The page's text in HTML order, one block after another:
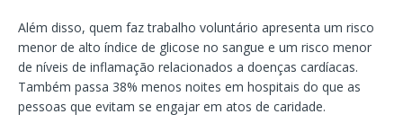
Além disso, quem faz trabalho voluntário apresenta um risco
menor de alto índice de glicose no sangue e um risco menor
de níveis de inflamação relacionados a doenças cardíacas.
Também passa 38% menos noites em hospitais do que as
pessoas que evitam se engajar em atos de caridade.